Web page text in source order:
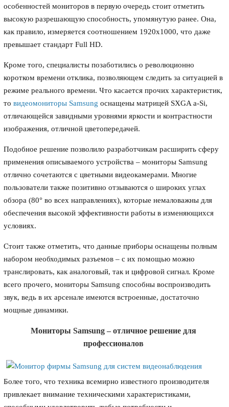
особенностей мониторов в первую очередь стоит отметить
высокую разрешающую способность, упомянутую ранее. Она,
как правило, измеряется соотношением 1920х1000, что даже
превышает стандарт Full HD.
Кроме того, специалисты позаботились о революционно
коротком времени отклика, позволяющем следить за ситуацией в
режиме реального времени. Что касается прочих характеристик,
товидеомониторы Samsung оснащены матрицей SXGA a-Si,
отличающейся завидными уровнями яркости и контрастности
изображения, отличной цветопередачей.
Подобное решение позволило разработчикам расширить сферу
применения описываемого устройства – мониторы Samsung
отлично сочетаются с цветными видеокамерами. Многие
пользователи также позитивно отзываются о широких углах
обзора (80° во всех направлениях), которые немаловажны для
обеспечения высокой эффективности работы в изменяющихся
условиях.
Стоит также отметить, что данные приборы оснащены полным
набором необходимых разъемов – с их помощью можно
транслировать, как аналоговый, так и цифровой сигнал. Кроме
всего прочего, мониторы Samsung способны воспроизводить
звук, ведь в их арсенале имеются встроенные, достаточно
мощные динамики.
Мониторы Samsung – отличное решение для
профессионалов
Более того, что техника всемирно известного производителя
привлекает внимание техническими характеристиками,